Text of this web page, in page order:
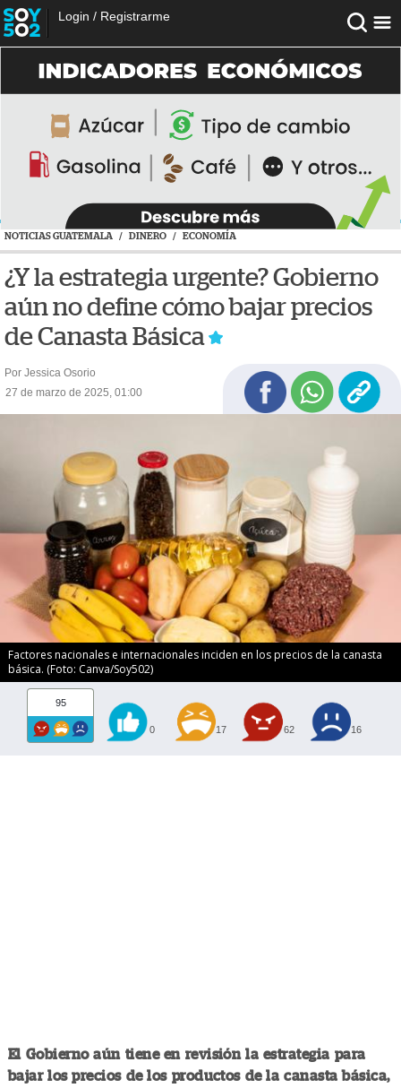
Login / Registrarme
NOTICIAS GUATEMALA / DINERO / ECONOMÍA
¿Y la estrategia urgente? Gobierno
aún no define cómo bajar precios
de Canasta Básica
Por Jessica Osorio
27 de marzo de 2025, 01:00
Factores nacionales e internacionales inciden en los precios de la canasta
básica. (Foto: Canva/Soy502)
95
0 17 62 16
El Gobierno aún tiene en revisión la estrategia para
bajar los precios de los productos de la canasta básica,